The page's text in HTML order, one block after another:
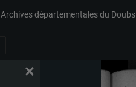
Archives départementales du Doubs
×